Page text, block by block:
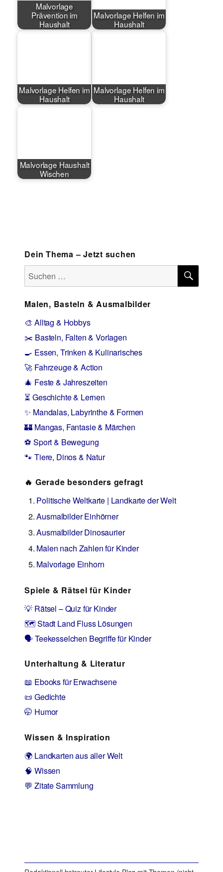
Malvorlage
Prävention im
Haushalt
Malvorlage Helfen im
Haushalt
Malvorlage Helfen im
Haushalt
Malvorlage Helfen im
Haushalt
Malvorlage Haushalt
Wischen
Dein Thema – Jetzt suchen
Suchen
nach:
Malen, Basteln & Ausmalbilder
🎨 Alltag & Hobbys
✂️ Basteln, Falten & Vorlagen
🍳 Essen, Trinken & Kulinarisches
🚀 Fahrzeuge & Action
🎄 Feste & Jahreszeiten
⏳ Geschichte & Lernen
✨ Mandalas, Labyrinthe & Formen
🏰 Mangas, Fantasie & Märchen
⚽ Sport & Bewegung
🐾 Tiere, Dinos & Natur
🔥 Gerade besonders gefragt
Politische Weltkarte | Landkarte der Welt
Ausmalbilder Einhörner
Ausmalbilder Dinosaurier
Malen nach Zahlen für Kinder
Malvorlage Einhorn
Spiele & Rätsel für Kinder
💡 Rätsel – Quiz für Kinder
🗺️ Stadt Land Fluss Lösungen
🗣️ Teekesselchen Begriffe für Kinder
Unterhaltung & Literatur
📖 Ebooks für Erwachsene
📜 Gedichte
🤭 Humor
Wissen & Inspiration
🌍 Landkarten aus aller Welt
🧠 Wissen
💬 Zitate Sammlung